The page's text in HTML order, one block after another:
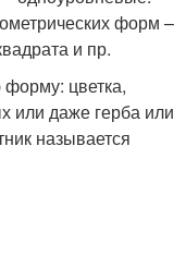
форм –
и пр.
цветка,
или даже герба или
называется